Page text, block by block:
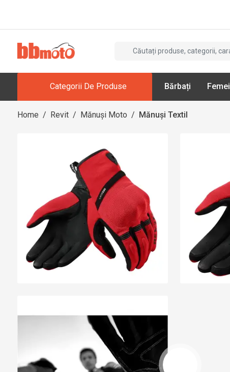
Categorii De Produse Bărbați Femei
Home / Revit / Mănuși Moto / Mănuși Textil